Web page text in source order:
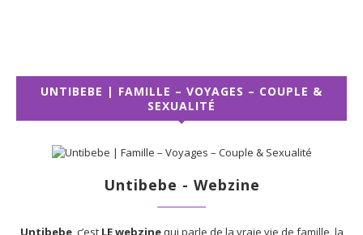
UNTIBEBE | FAMILLE – VOYAGES – COUPLE &
SEXUALITÉ
Untibebe - Webzine
Untibebe, c’est LE webzinequi parle de la vraie vie de famille, la